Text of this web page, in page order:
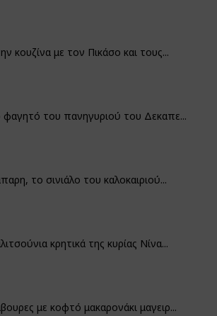
κουζίνα με τον Πικάσο και τους...
φαγητό του πανηγυριού του Δεκαπε...
το σινιάλο του καλοκαιριού...
κρητικά της κυρίας Νίνα...
με κοφτό μακαρονάκι μαγειρ...